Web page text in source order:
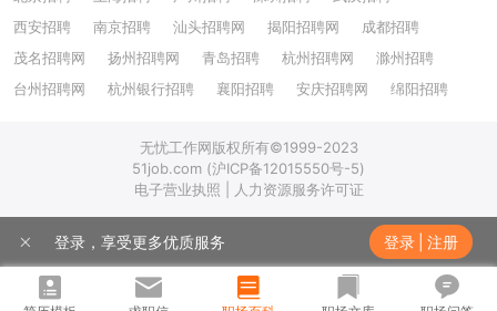
西安招聘
南京招聘 汕头招聘网 揭阳招聘网
成都招聘
茂名招聘网
扬州招聘网 青岛招聘 杭州招聘网
滁州招聘
台州招聘网
杭州银行招聘 襄阳招聘 安庆招聘网
绵阳招聘
上饶招聘网无忧工作网版权所有©1999-2023
51job.com (沪ICP备12015550号-5)
电子营业执照 | 人力资源服务许可证
登录，享受更多优质服务 登录 注册